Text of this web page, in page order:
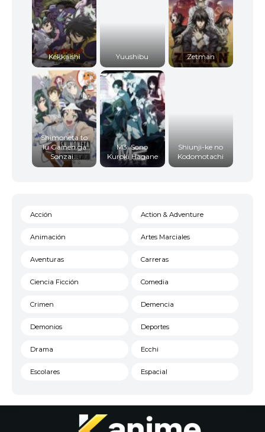
Kekkaishi Yuushibu Zetman
Shimoneta to
Iu Gainen ga
Sonzai...
M3: Sono
Kuroki Hagane
Shiunji-ke no
Kodomotachi
Acción Action & Adventure
Animación Artes Marciales
Aventuras Carreras
Ciencia Ficción Comedia
Crimen Demencia
Demonios Deportes
Drama Ecchi
Escolares Espacial
Historico